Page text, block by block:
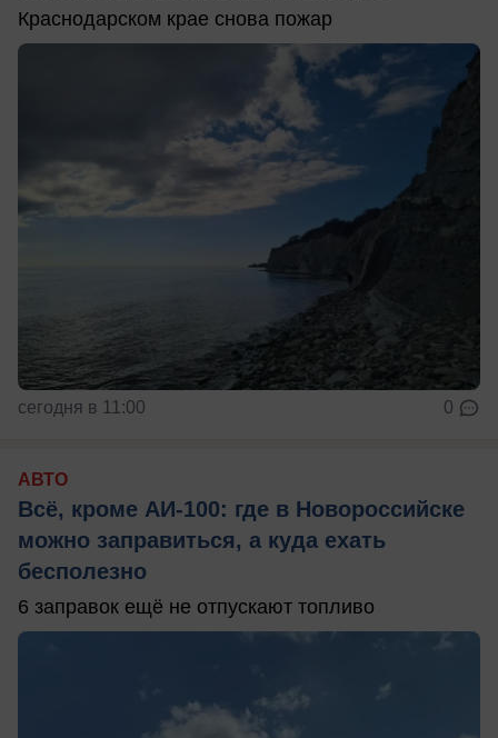
Краснодарском крае снова пожар
сегодня в 11:00 0
АВТО
Всё, кроме АИ-100: где в Новороссийске
можно заправиться, а куда ехать
бесполезно
6 заправок ещё не отпускают топливо